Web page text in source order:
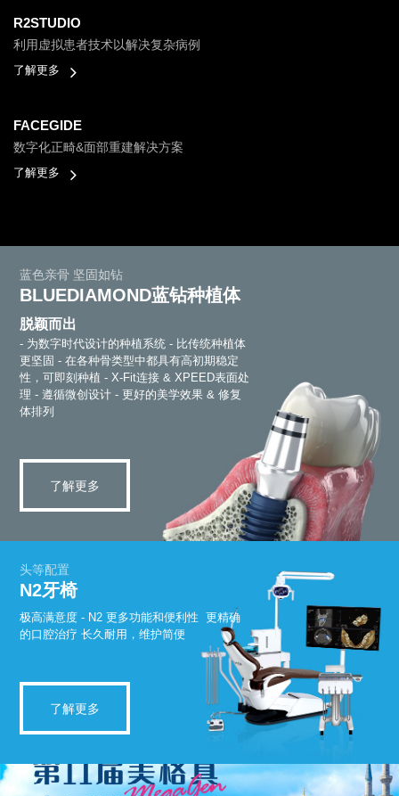
R2STUDIO
利用虚拟患者技术以解决复杂病例
了解更多
FACEGIDE
数字化正畸&面部重建解决方案
了解更多
蓝色亲骨 坚固如钻
BLUEDIAMOND蓝钻种植体
脱颖而出
- 为数字时代设计的种植系统 - 比传统种植体
更坚固 - 在各种骨类型中都具有高初期稳定
性，可即刻种植 - X-Fit连接 & XPEED表面处
理 - 遵循微创设计 - 更好的美学效果 & 修复
体排列
了解更多
头等配置
N2牙椅
极高满意度 - N2 更多功能和便利性 更精确
的口腔治疗 长久耐用，维护简便
了解更多